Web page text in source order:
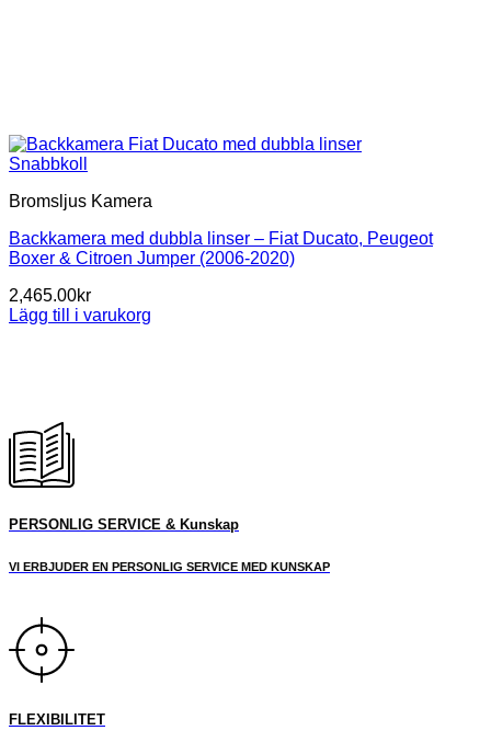
Snabbkoll
Bromsljus Kamera
Backkamera med dubbla linser – Fiat Ducato, Peugeot
Boxer & Citroen Jumper (2006-2020)
2,465.00kr
Lägg till i varukorg
PERSONLIG SERVICE & Kunskap
VI ERBJUDER EN PERSONLIG SERVICE MED KUNSKAP
FLEXIBILITET